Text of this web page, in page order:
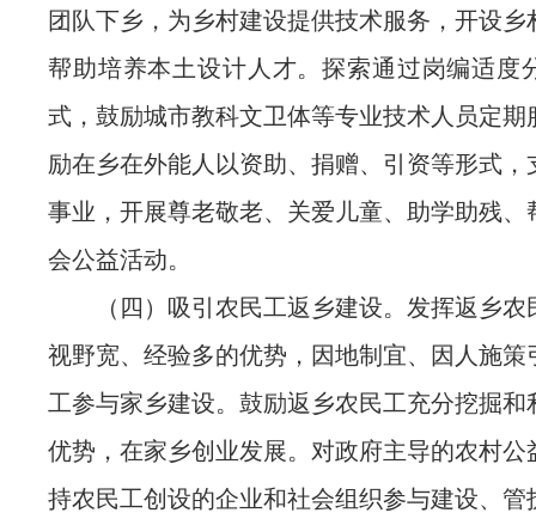
团队下乡，为乡村建设提供技术服务，开设乡
帮助培养本土设计人才。探索通过岗编适度
式，鼓励城市教科文卫体等专业技术人员定期
励在乡在外能人以资助、捐赠、引资等形式，
事业，开展尊老敬老、关爱儿童、助学助残、
会公益活动。
（四）吸引农民工返乡建设。发挥返乡
视野宽、经验多的优势，因地制宜、因人施策
工参与家乡建设。鼓励返乡农民工充分挖掘和
优势，在家乡创业发展。对政府主导的农村公
持农民工创设的企业和社会组织参与建设、管